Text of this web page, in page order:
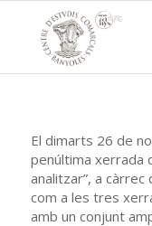
El dimarts 26 de
penúltima xerrada
analitzar”, a càrrec
com a les tres
amb un conjunt